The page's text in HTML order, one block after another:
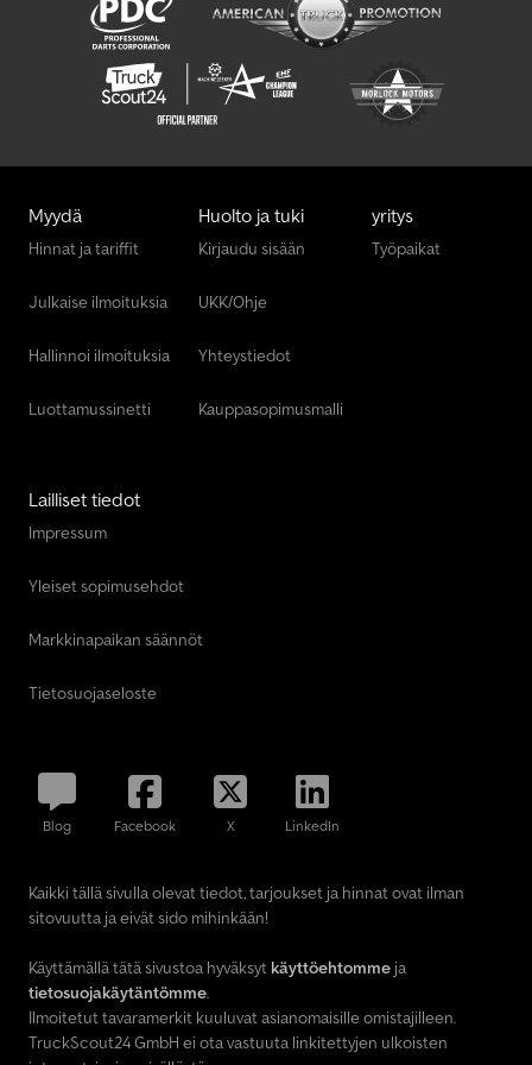
Liebherr Ltm 1100-5.2
Liebherr Ltm 1130-5.1
Liebherr R 924 Litronic
Linde L 12
Myydä
Hinnat ja tariffit
Julkaise ilmoituksia
Hallinnoi ilmoituksia
Luottamussinetti
Huolto ja tuki
Kirjaudu sisään
UKK/Ohje
Yhteystiedot
Kauppasopimusmalli
yritys
Työpaikat
Lailliset tiedot
Impressum
Yleiset sopimusehdot
Markkinapaikan säännöt
Tietosuojaseloste
Blog Facebook X LinkedIn
Kaikki tällä sivulla olevat tiedot, tarjoukset ja hinnat ovat ilman
sitovuutta ja eivät sido mihinkään!
Käyttämällä tätä sivustoa hyväksyt käyttöehtomme ja
tietosuojakäytäntömme.
Ilmoitetut tavaramerkit kuuluvat asianomaisille omistajilleen.
TruckScout24 GmbH ei ota vastuuta linkitettyjen ulkoisten